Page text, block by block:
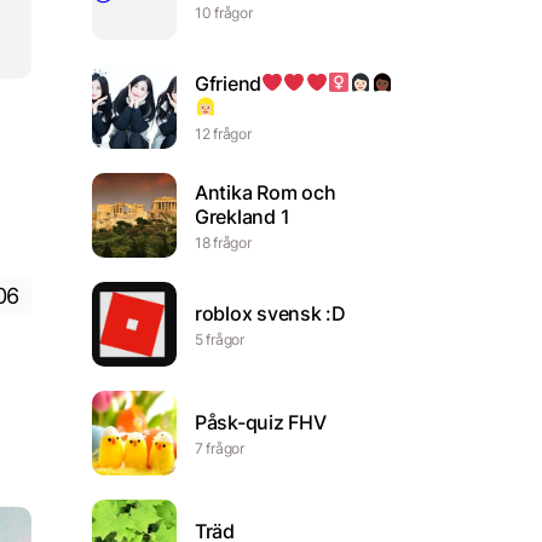
10 frågor
Gfriend
12 frågor
Antika Rom och
Grekland 1
18 frågor
roblox svensk :D
5 frågor
Påsk-quiz FHV
7 frågor
Träd